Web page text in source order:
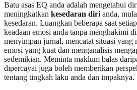
Batu asas EQ anda adalah mengetahui
meningkatkan kesedaran diri anda,
kesedaran. Luangkan beberapa saat
keadaan emosi anda tanpa menghakimi
menyimpan jurnal, mencatat situasi yang
emosi yang kuat dan menganalisis
sedemikian. Meminta maklum balas
dipercayai juga boleh memberikan
tentang tingkah laku anda dan impaknya.